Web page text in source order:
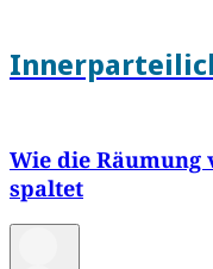
Wie die
spaltet